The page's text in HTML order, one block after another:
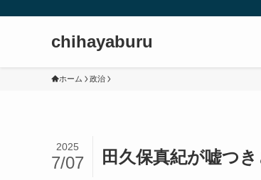
chihayaburu
ホーム 政治
田久保真紀が嘘つ
2025
7/07